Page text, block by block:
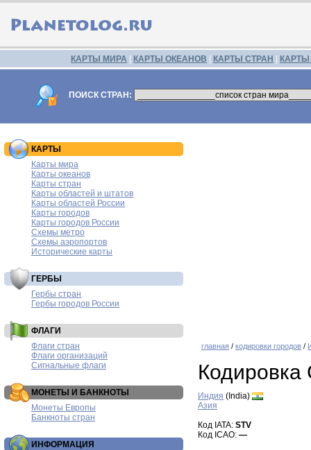
КАРТЫ МИРА КАРТЫ ОКЕАНОВ КАРТЫ СТРАН
ПОИСК СТРАН:
КАРТЫ
Карты мира
Карты океанов
Карты стран
Карты областей и штатов
Карты областей России
Карты городов
Карты городов России
Схемы метро
Схемы аэропортов
Исторические карты
ГЕРБЫ
Гербы стран
Гербы городов России
ФЛАГИ
Флаги стран
Флаги организаций
Сигнальные флаги
МОНЕТЫ И БАНКНОТЫ
Монеты Европы
Банкноты стран
ИНФОРМАЦИЯ
главная / кодировки городов /
Кодировка
Индия (India)
Азия
Код IATA: STV
Код ICAO: —